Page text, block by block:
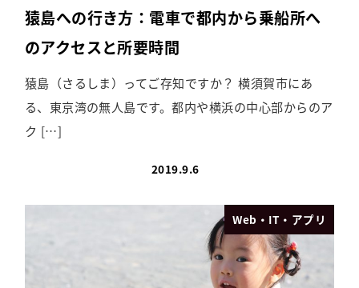
猿島への行き方：電車で都内から乗船所へ
のアクセスと所要時間
猿島（さるしま）ってご存知ですか？ 横須賀市にあ
る、東京湾の無人島です。都内や横浜の中心部からのア
ク […]
2019.9.6
Web・IT・アプリ